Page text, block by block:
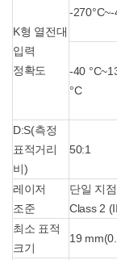
K형 열전대
입력
정확도
-270°C~-
-40
°C
D:S(측정
표적거리
비)
50:1
레이저
조준
단일 지
Class 2
최소 표적
크기
19